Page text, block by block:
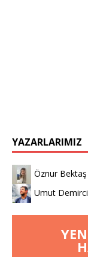
YAZARLARIMIZ
Öznur Bektaş
Umut Demirci